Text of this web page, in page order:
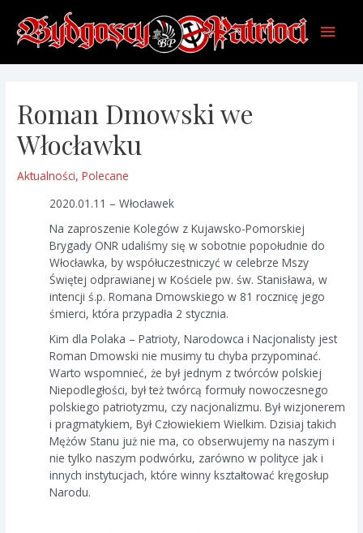
content
Main
Roman Dmowski we
Włocławku
Aktualności,Polecane
2020.01.11 – Włocławek
Na zaproszenie Kolegów z Kujawsko-Pomorskiej
Brygady ONR udaliśmy się w sobotnie popołudnie do
Włocławka, by współuczestniczyć w celebrze Mszy
Świętej odprawianej w Kościele pw. św. Stanisława, w
intencji ś.p. Romana Dmowskiego w 81 rocznicę jego
śmierci, która przypadła 2 stycznia.
Kim dla Polaka – Patrioty, Narodowca i Nacjonalisty jest
Roman Dmowski nie musimy tu chyba przypominać.
Warto wspomnieć, że był jednym z twórców polskiej
Niepodległości, był też twórcą formuły nowoczesnego
polskiego patriotyzmu, czy nacjonalizmu. Był wizjonerem
i pragmatykiem, Był Człowiekiem Wielkim. Dzisiaj takich
Mężów Stanu już nie ma, co obserwujemy na naszym i
nie tylko naszym podwórku, zarówno w polityce jak i
innych instytucjach, które winny kształtować kręgosłup
Narodu.